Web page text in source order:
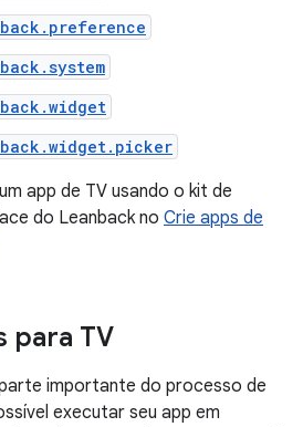
app de TV usando o kit de
do Leanback no Crie apps de
para TV
importante do processo de
executar seu app em